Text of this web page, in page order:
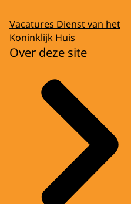
Vacatures Dienst van het
Koninklijk Huis
Over deze site